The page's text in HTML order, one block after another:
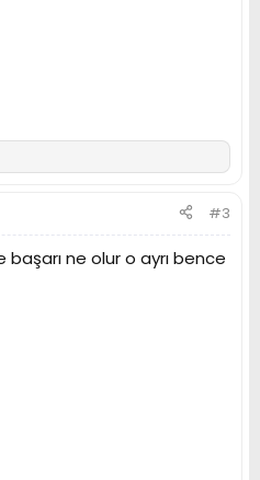
#3
ne olur o ayrı bence